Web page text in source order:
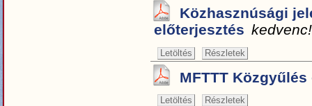
Közhasznúsági
előterjesztés kedvenc!
Letöltés Részletek
MFTTT
Letöltés Részletek